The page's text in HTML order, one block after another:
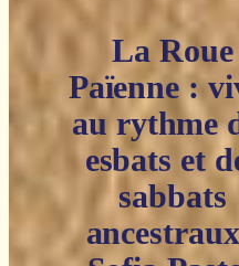
La Roue
Païenne :
au rythme
esbats et
sabbats